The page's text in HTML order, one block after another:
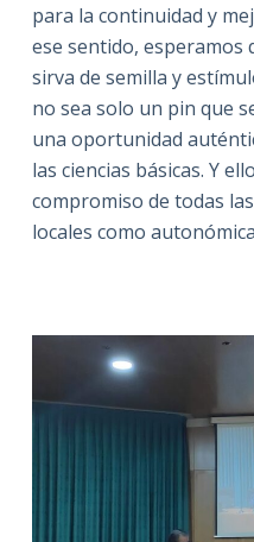
para la continuidad y
ese sentido, esperamos
sirva de semilla y
no sea solo un pin que
una oportunidad
las ciencias básicas. Y
compromiso de todas
locales como